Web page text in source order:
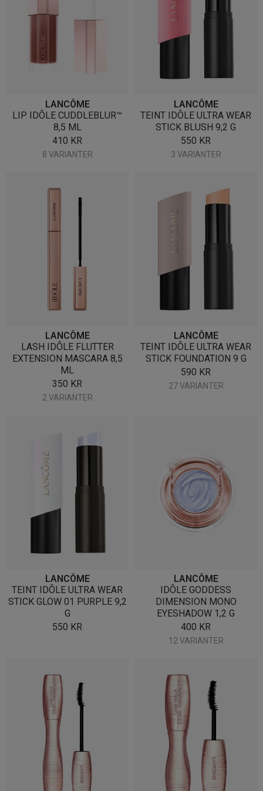
LANCÔME
LIP IDÔLE CUDDLEBLUR™
8,5 ML
410 KR
8 VARIANTER
LANCÔME
TEINT IDÔLE ULTRA WEAR
STICK BLUSH 9,2 G
550 KR
3 VARIANTER
LANCÔME
LASH IDÔLE FLUTTER
EXTENSION MASCARA 8,5
ML
350 KR
2 VARIANTER
LANCÔME
TEINT IDÔLE ULTRA WEAR
STICK FOUNDATION 9 G
590 KR
27 VARIANTER
LANCÔME
TEINT IDÔLE ULTRA WEAR
STICK GLOW 01 PURPLE 9,2
G
550 KR
LANCÔME
IDÔLE GODDESS
DIMENSION MONO
EYESHADOW 1,2 G
400 KR
12 VARIANTER